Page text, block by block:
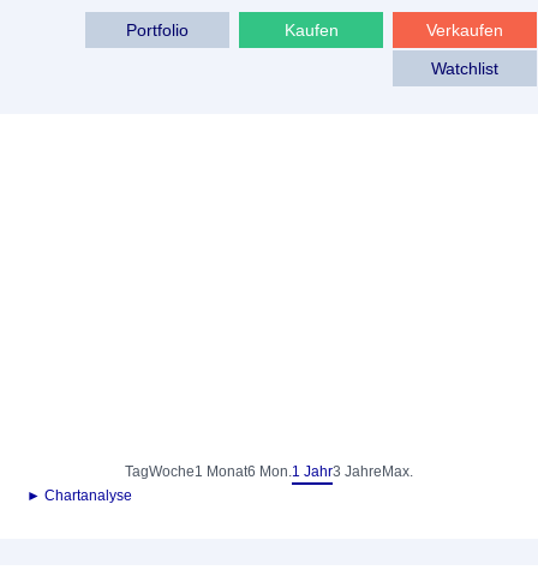
Verkaufen
Kaufen
Portfolio
Watchlist
TagWoche1 Monat6 Mon.1 Jahr3 Jahre Max.
► Chartanalyse